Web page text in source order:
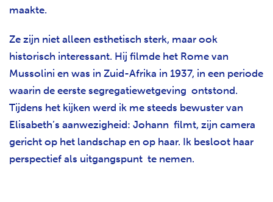
maakte.
Ze zijn niet alleen esthetisch sterk, maar ook
historisch interessant. Hij filmde het Rome van
Mussolini en was in Zuid-Afrika in 1937, in een periode
waarin de eerste segregatiewetgeving ontstond.
Tijdens het kijken werd ik me steeds bewuster van
Elisabeth’s aanwezigheid: Johann filmt, zijn camera
gericht op het landschap en op haar. Ik besloot haar
perspectief als uitgangspunt te nemen.